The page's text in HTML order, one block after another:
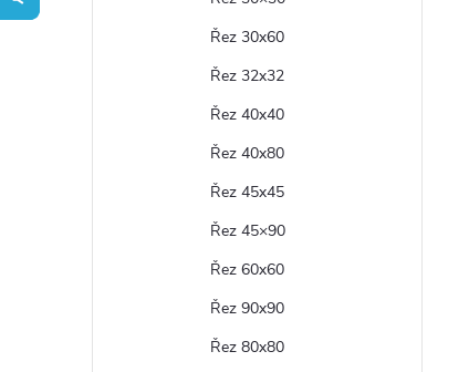
Řez 30x60
Řez 32x32
Řez 40x40
Řez 40x80
Řez 45x45
Řez 45×90
Řez 60x60
Řez 90x90
Řez 80x80